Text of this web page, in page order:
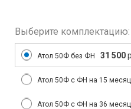
Выберите комплектацию:
Атол 50Ф без ФН 31 500
Атол 50Ф с ФН на 15
Атол 50Ф с ФН на 36